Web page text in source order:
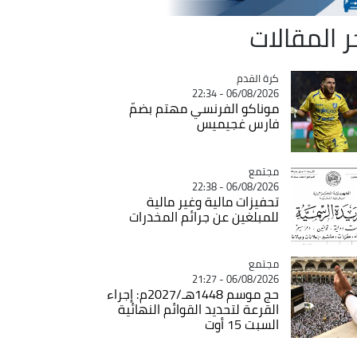
المقالات
Catégorie
كرة القدم
06/08/2026 - 22:34
موناكو الفرنسي مهتم بضمّ
فارس غجيميس
Catégorie
مجتمع
06/08/2026 - 22:38
تحفيزات مالية وغير مالية
للمبلغين عن جرائم المخدرات
Catégorie
مجتمع
06/08/2026 - 21:27
حج موسم 1448هـ/2027م: إجراء
القرعة لتحديد القوائم النهائية
السبت 15 أوت